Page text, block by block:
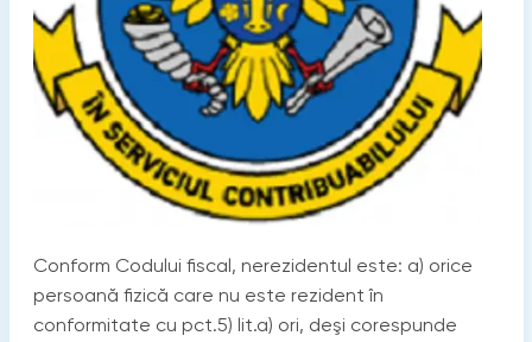
Conform Codului fiscal, nerezidentul este: a) orice
persoană fizică care nu este rezident în
conformitate cu pct.5) lit.a) ori, deşi corespunde